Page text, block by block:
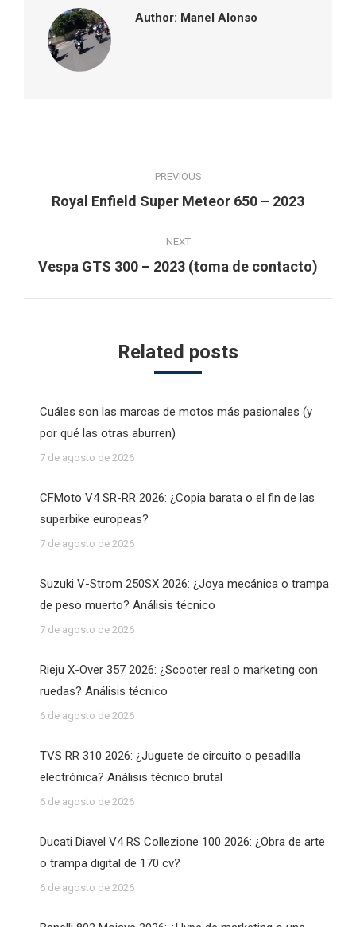
Author: Manel Alonso
navigation
PREVIOUS
Previous
Royal Enfield Super Meteor 650 – 2023
NEXT
Next
Vespa GTS 300 – 2023 (toma de contacto)
Related posts
Cuáles son las marcas de motos más pasionales (y
por qué las otras aburren)
7 de agosto de 2026
CFMoto V4 SR-RR 2026: ¿Copia barata o el fin de las
superbike europeas?
7 de agosto de 2026
Suzuki V-Strom 250SX 2026: ¿Joya mecánica o trampa
de peso muerto? Análisis técnico
7 de agosto de 2026
Rieju X-Over 357 2026: ¿Scooter real o marketing con
ruedas? Análisis técnico
6 de agosto de 2026
TVS RR 310 2026: ¿Juguete de circuito o pesadilla
electrónica? Análisis técnico brutal
6 de agosto de 2026
Ducati Diavel V4 RS Collezione 100 2026: ¿Obra de arte
o trampa digital de 170 cv?
6 de agosto de 2026